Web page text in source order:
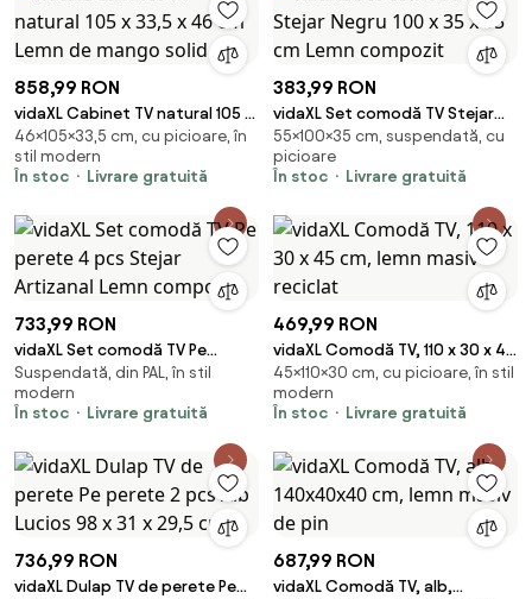
858,99 RON
vidaXL Cabinet TV natural 105 x
33,5 x 46 cm Lemn de mango
solid
46×105×33,5 cm, cu picioare, în
stil modern
În stoc
Livrare gratuită
383,99 RON
vidaXL Set comodă TV Stejar
Negru 100 x 35 x 55 cm Lemn
compozit
55×100×35 cm, suspendată, cu
picioare
În stoc
Livrare gratuită
733,99 RON
vidaXL Set comodă TV Pe
perete 4 pcs Stejar Artizanal
Lemn compozit
Suspendată, din PAL, în stil
modern
În stoc
Livrare gratuită
469,99 RON
vidaXL Comodă TV, 110 x 30 x 45
cm, lemn masiv reciclat
45×110×30 cm, cu picioare, în stil
modern
În stoc
Livrare gratuită
736,99 RON
vidaXL Dulap TV de perete Pe
687,99 RON
vidaXL Comodă TV, alb,